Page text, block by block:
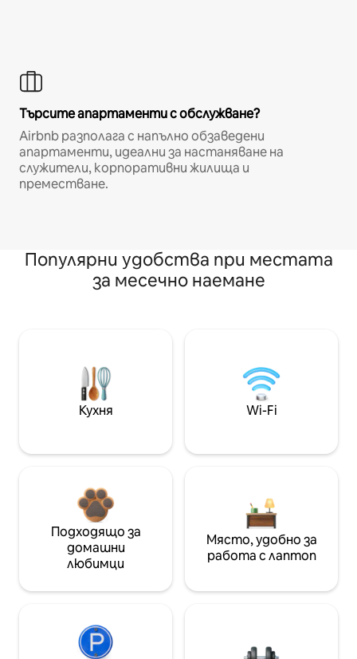
Търсите апартаменти с обслужване?
Airbnb разполага с напълно обзаведени
апартаменти, идеални за настаняване на
служители, корпоративни жилища и
преместване.
Популярни удобства при местата
за месечно наемане
Кухня Wi-Fi
Подходящо за
домашни
любимци
Място, удобно за
работа с лаптоп